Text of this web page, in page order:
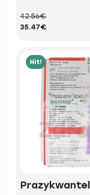
42.56€
35.47€
Hit!
Prazykwantel